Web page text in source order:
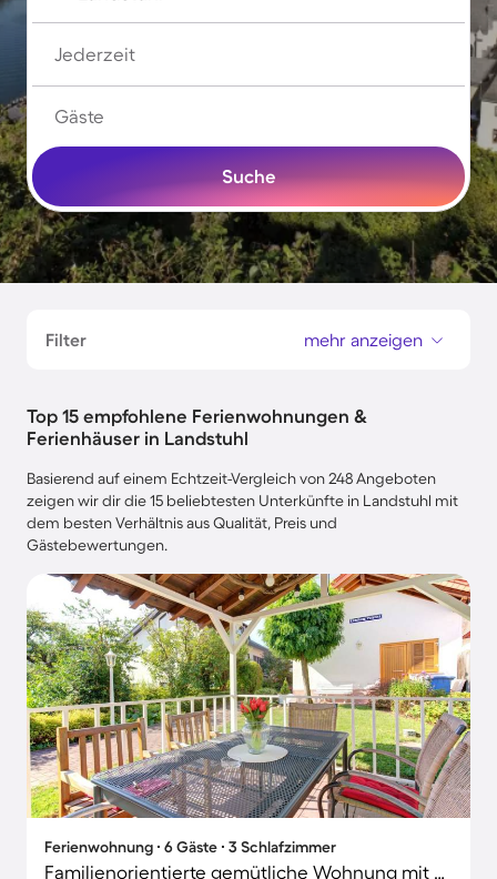
Jederzeit
Gäste
Suche
Filter mehr anzeigen
Top 15 empfohlene Ferienwohnungen &
Ferienhäuser in Landstuhl
Basierend auf einem Echtzeit-Vergleich von 248 Angeboten
zeigen wir dir die 15 beliebtesten Unterkünfte in Landstuhl mit
dem besten Verhältnis aus Qualität, Preis und
Gästebewertungen.
Ferienwohnung ∙ 6 Gäste ∙ 3 Schlafzimmer
Familienorientierte gemütliche Wohnung mit Garten | Haustierfreundlich